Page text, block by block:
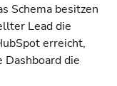
Schema besitzen
Lead die
erreicht,
Dashboard die